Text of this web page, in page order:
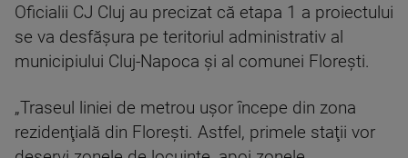
Oficialii CJ Cluj au precizat că etapa 1 a proiectului
se va desfăşura pe teritoriul administrativ al
municipiului Cluj-Napoca şi al comunei Floreşti.
„Traseul liniei de metrou uşor începe din zona
rezidenţială din Floreşti. Astfel, primele staţii vor